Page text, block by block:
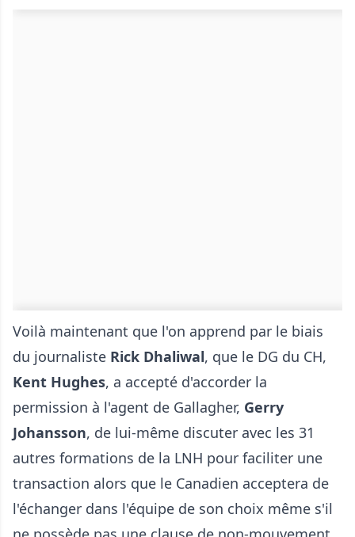
Voilà maintenant que l'on apprend par le biais
du journaliste Rick Dhaliwal, que le DG du CH,
Kent Hughes, a accepté d'accorder la
permission à l'agent de Gallagher, Gerry
Johansson, de lui-même discuter avec les 31
autres formations de la LNH pour faciliter une
transaction alors que le Canadien acceptera de
l'échanger dans l'équipe de son choix même s'il